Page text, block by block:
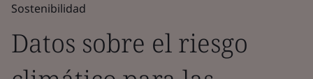
Sostenibilidad
Datos sobre el riesgo